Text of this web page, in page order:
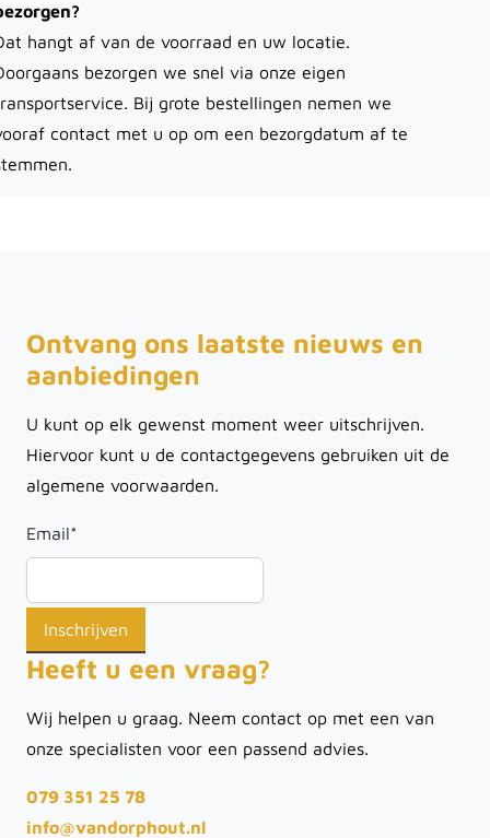
hangt af van de voorraad en uw locatie.
bezorgen we snel via onze eigen
Bij grote bestellingen nemen we
contact met u op om een bezorgdatum af te
Ontvang ons laatste nieuws en
aanbiedingen
U kunt op elk gewenst moment weer uitschrijven.
Hiervoor kunt u de contactgegevens gebruiken uit de
algemene voorwaarden.
Email*
Heeft u een vraag?
Wij helpen u graag. Neem contact op met een van
onze specialisten voor een passend advies.
079 351 25 78
info@vandorphout.nl